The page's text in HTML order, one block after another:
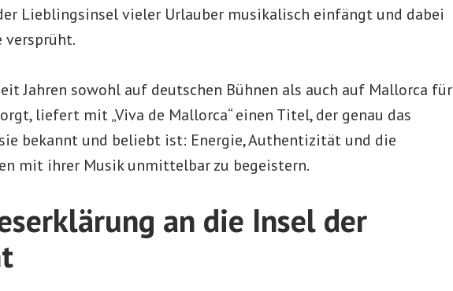
Lieblingsinsel vieler Urlauber musikalisch einfängt und dabei
versprüht.
Jahren sowohl auf deutschen Bühnen als auch auf Mallorca für
liefert mit „Viva de Mallorca“ einen Titel, der genau das
bekannt und beliebt ist: Energie, Authentizität und die
mit ihrer Musik unmittelbar zu begeistern.
an die Insel der